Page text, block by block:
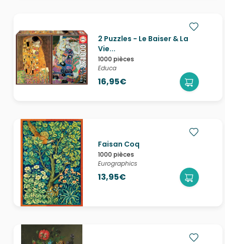
2 Puzzles - Le Baiser & La
Vie...
1000 pièces
Educa
16,95€
Faisan Coq
1000 pièces
Eurographics
13,95€